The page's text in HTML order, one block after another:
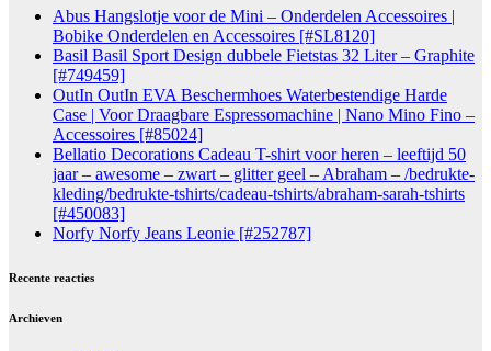
Abus Hangslotje voor de Mini – Onderdelen Accessoires |
Bobike Onderdelen en Accessoires [#SL8120]
Basil Basil Sport Design dubbele Fietstas 32 Liter – Graphite
[#749459]
OutIn OutIn EVA Beschermhoes Waterbestendige Harde
Case | Voor Draagbare Espressomachine | Nano Mino Fino –
Accessoires [#85024]
Bellatio Decorations Cadeau T-shirt voor heren – leeftijd 50
jaar – awesome – zwart – glitter geel – Abraham – /bedrukte-
kleding/bedrukte-tshirts/cadeau-tshirts/abraham-sarah-tshirts
[#450083]
Norfy Norfy Jeans Leonie [#252787]
Recente reacties
Archieven